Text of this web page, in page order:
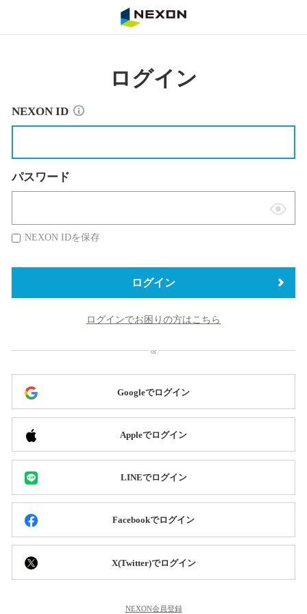
ログイン
NEXON ID
パスワード
表
替
NEXON IDを保存
ログイン
ログインでお困りの方はこちら
Googleでログイン
Appleでログイン
LINEでログイン
Facebookでログイン
X(Twitter)でログイン
NEXON会員登録